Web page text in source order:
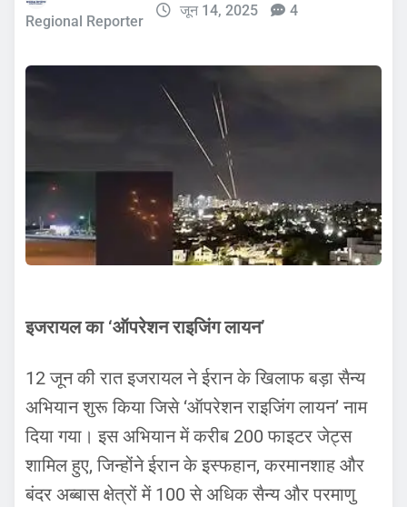
Regional Reporter
जून 14, 2025 4
इजरायल का ‘ऑपरेशन राइजिंग लायन’
12 जून की रात इजरायल ने ईरान के खिलाफ बड़ा सैन्य
अभियान शुरू किया जिसे ‘ऑपरेशन राइजिंग लायन’ नाम
दिया गया। इस अभियान में करीब 200 फाइटर जेट्स
शामिल हुए, जिन्होंने ईरान के इस्फहान, करमानशाह और
बंदर अब्बास क्षेत्रों में 100 से अधिक सैन्य और परमाणु